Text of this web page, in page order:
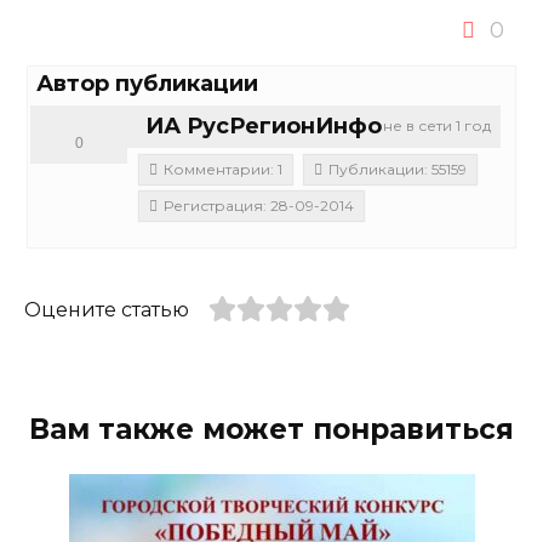
0
Автор публикации
не в сети 1 год
ИА РусРегионИнфо
0
Комментарии: 1
Публикации: 55159
Регистрация: 28-09-2014
Оцените статью
Вам также может понравиться